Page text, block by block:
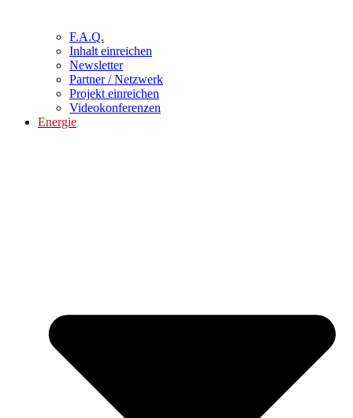
F.A.Q.
Inhalt einreichen
Newsletter
Partner / Netzwerk
Projekt einreichen
Videokonferenzen
Energie